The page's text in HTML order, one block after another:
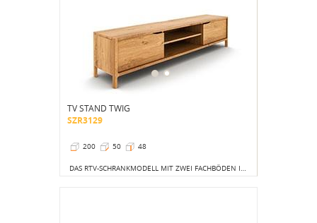
TV STAND TWIG
SZR3129
200 50 48
DAS RTV-SCHRANKMODELL MIT ZWEI FACHBÖDEN IM MITTELTEIL UND ABSCHLIEßBAREN SCHRÄNKEN AN DEN SEITEN IST EIN VORSCHLAG FÜR DIE KONSERVATIVEN.